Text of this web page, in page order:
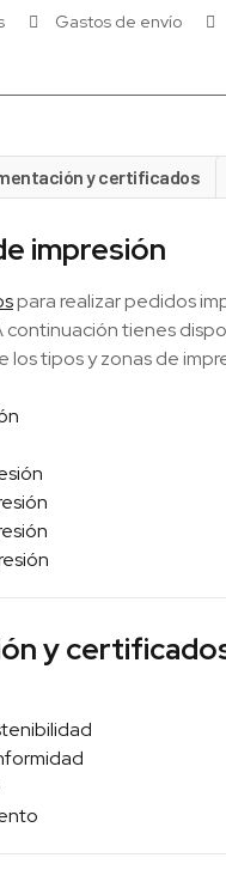
Gastos de envío
y certificados
impresión
para realizar pedidos
continuación tienes
los tipos y zonas de
y